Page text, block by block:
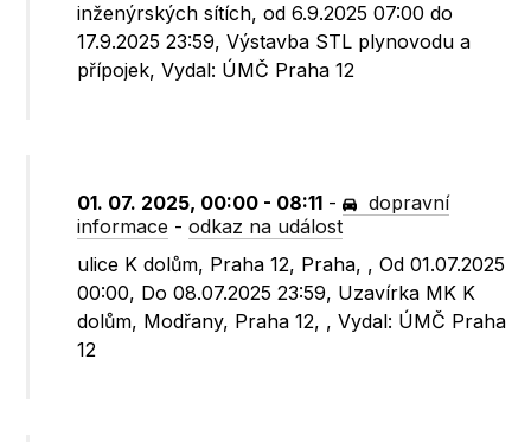
inženýrských sítích, od 6.9.2025 07:00 do
17.9.2025 23:59, Výstavba STL plynovodu a
přípojek, Vydal: ÚMČ Praha 12
01. 07. 2025, 00:00 - 08:11 -
dopravní
informace -odkaz na událost
ulice K dolům, Praha 12, Praha, , Od 01.07.2025
00:00, Do 08.07.2025 23:59, Uzavírka MK K
dolům, Modřany, Praha 12, , Vydal: ÚMČ Praha
12